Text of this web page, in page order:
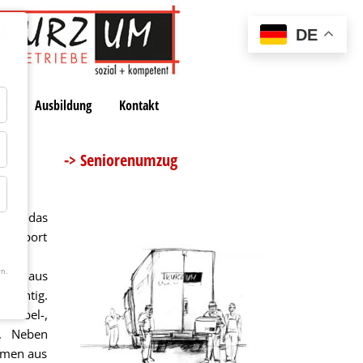
Ausbildung Kontakt
das
aus
,
Neben
aus
-> Seniorenumzug
DE